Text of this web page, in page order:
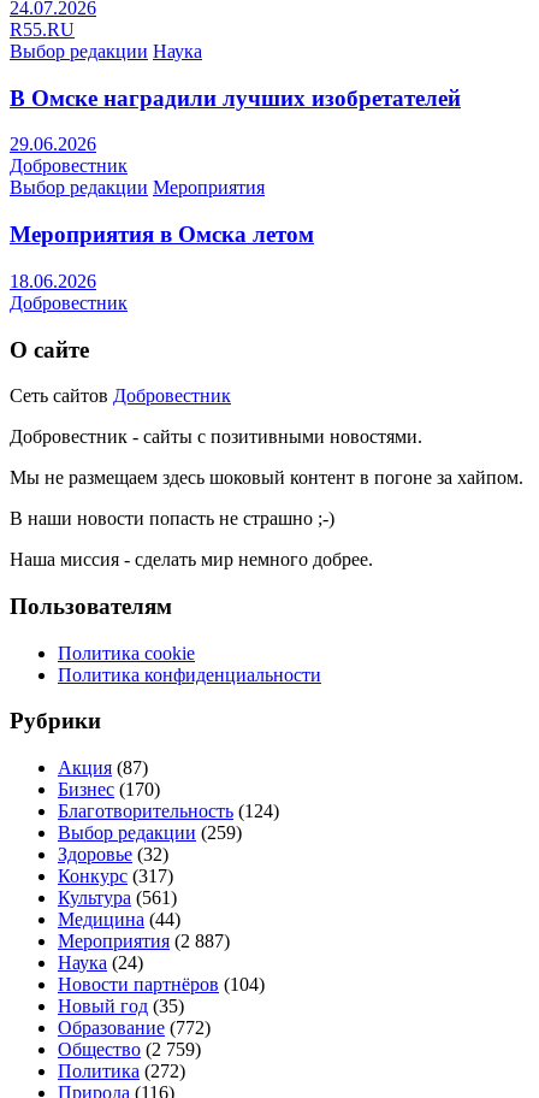
24.07.2026
R55.RU
Выбор редакции Наука
В Омске наградили лучших изобретателей
29.06.2026
Добровестник
Выбор редакции Мероприятия
Мероприятия в Омска летом
18.06.2026
Добровестник
О сайте
Сеть сайтов Добровестник
Добровестник - сайты с позитивными новостями.
Мы не размещаем здесь шоковый контент в погоне за хайпом.
В наши новости попасть не страшно ;-)
Наша миссия - сделать мир немного добрее.
Пользователям
Политика cookie
Политика конфиденциальности
Рубрики
Акция (87)
Бизнес (170)
Благотворительность (124)
Выбор редакции (259)
Здоровье (32)
Конкурс (317)
Культура (561)
Медицина (44)
Мероприятия (2 887)
Наука (24)
Новости партнёров (104)
Новый год (35)
Образование (772)
Общество (2 759)
Политика (272)
Природа (116)